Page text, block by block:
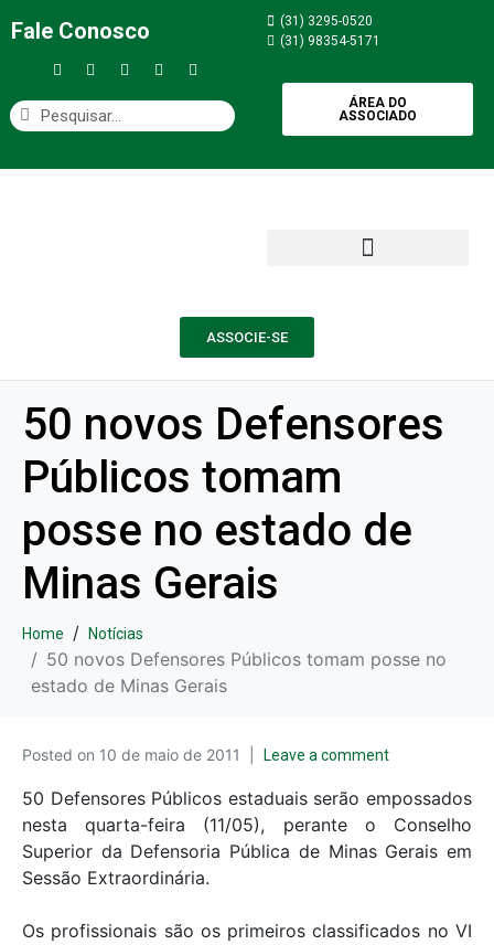
Fale Conosco
(31) 3295-0520
(31) 98354-5171
ÁREA DO
ASSOCIADO
ASSOCIE-SE
50 novos Defensores
Públicos tomam
posse no estado de
Minas Gerais
Home Notícias
50 novos Defensores Públicos tomam posse no
estado de Minas Gerais
Posted on 10 de maio de 2011 Leave a comment
50 Defensores Públicos estaduais serão empossados
nesta quarta-feira (11/05), perante o Conselho
Superior da Defensoria Pública de Minas Gerais em
Sessão Extraordinária.
Os profissionais são os primeiros classificados no VI